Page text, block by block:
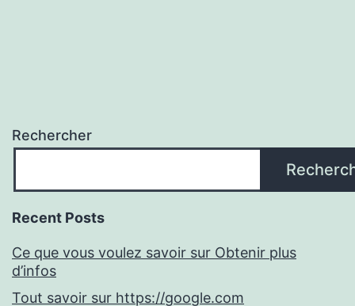
Rechercher
Recent Posts
Ce que vous voulez savoir sur Obtenir plus
d’infos
Tout savoir sur https://google.com